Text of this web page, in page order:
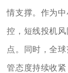
情支撑。作为
控，短线投机
点。同时，全
管态度持续收